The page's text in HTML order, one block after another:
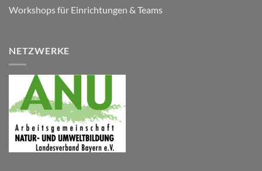
Workshops für Einrichtungen & Teams
NETZWERKE